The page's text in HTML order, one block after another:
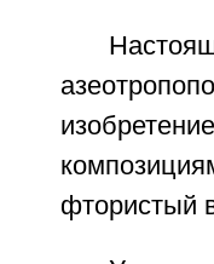
фтористый